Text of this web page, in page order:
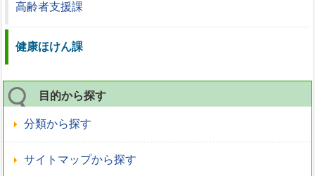
高齢者支援課
健康ほけん課
目的から探す
分類から探す
サイトマップから探す